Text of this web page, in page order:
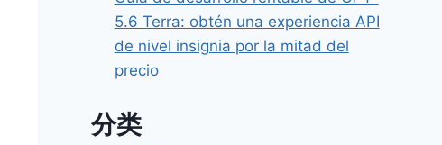
5.6 Terra: obtén una experiencia API
de nivel insignia por la mitad del
precio
分类